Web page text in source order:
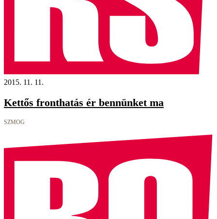
2015. 11. 11.
Kettős fronthatás ér bennünket ma
SZMOG